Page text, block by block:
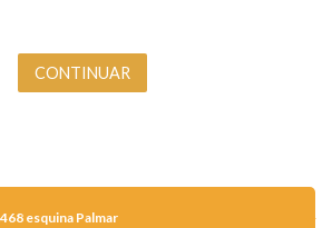
esquina Palmar